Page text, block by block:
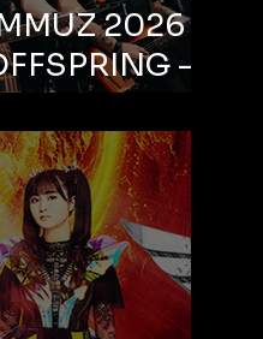
2026 –
–
Life Park